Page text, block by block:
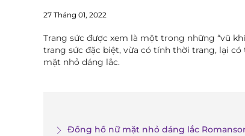
27 Tháng 01, 2022
Trang sức được xem là một trong những “vũ
trang sức đặc biệt, vừa có tính thời trang, lại
mặt nhỏ dáng lắc.
Đồng hồ nữ mặt nhỏ dáng lắc